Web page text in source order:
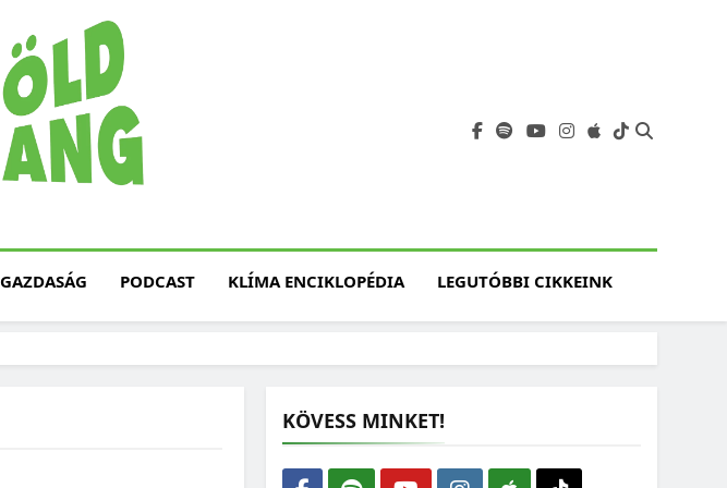
Fenntarthatóság, Jövő
GAZDASÁG PODCAST KLÍMA ENCIKLOPÉDIA LEGUTÓBBI CIKKEINK
KÖVESS MINKET!